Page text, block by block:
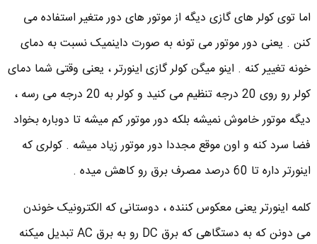
اما توی کولر های گازی دیگه از موتور های دور متغیر استفاده می
کنن . یعنی دور موتور می تونه به صورت داینمیک نسبت به دمای
خونه تغییر کنه . اینو میگن کولر گازی اینورتر ، یعنی وقتی شما دمای
کولر رو روی 20 درجه تنظیم می کنید و کولر به 20 درجه می رسه ،
دیگه موتور خاموش نمیشه بلکه دور موتور کم میشه تا دوباره بخواد
فضا سرد کنه و اون موقع مجددا دور موتور زیاد میشه . کولری که
اینورتر داره تا 60 درصد مصرف برق رو کاهش میده .
کلمه اینورتر یعنی معکوس کننده ، دوستانی که الکترونیک خوندن
می دونن که به دستگاهی که برق DC رو به برق AC تبدیل میکنه